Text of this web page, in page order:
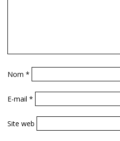
Nom *
E-mail *
Site web